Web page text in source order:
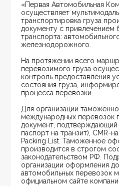
«Первая Автомобильная
осуществляет
транспортировка груза
документу с привлечением
транспорта:
железнодорожного.
На протяжении всего
перевозимого груза
контроль предоставления
состояния груза,
процесса перевозки.
Для организации
международных перевозок
документ, подтверждающий
паспорт на транзит), CMR-
Packing List. Таможенное
производится в строгом
законодательством РФ.
организации оформления
автомобильных перевозок
официальном сайте